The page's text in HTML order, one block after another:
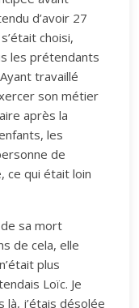
d’avoir 27
choisi,
les prétendants
travaillé
son métier
après la
les
de
ce qui était loin
sa mort
de cela, elle
plus
Loïc. Je
là, j’étais désolée